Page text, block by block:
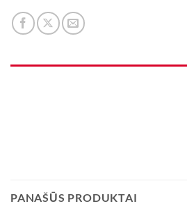
PANAŠŪS PRODUKTAI